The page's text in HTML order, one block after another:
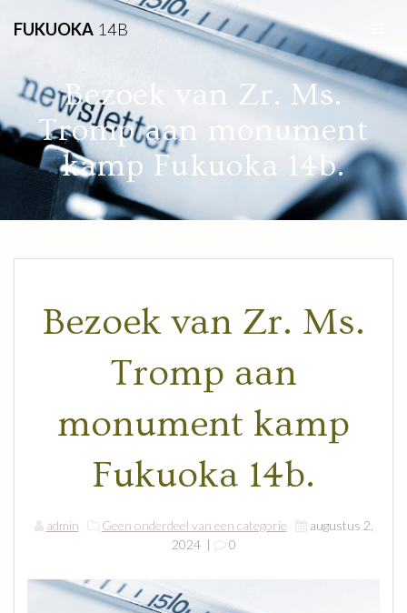
FUKUOKA 14B
Bezoek van Zr. Ms.
Tromp aan monument
kamp Fukuoka 14b.
Bezoek van Zr. Ms.
Tromp aan
monument kamp
Fukuoka 14b.
admin Geen onderdeel van een categorie
augustus 2,
2024| 0